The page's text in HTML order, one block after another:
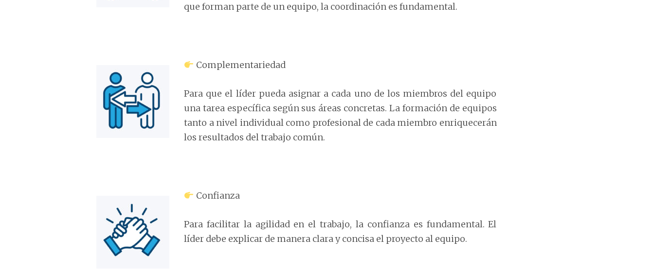
que forman parte de un equipo, la coordinación es fundamental.
Complementariedad
Para que el líder pueda asignar a cada uno de los miembros del equipo
una tarea específica según sus áreas concretas. La formación de equipos
tanto a nivel individual como profesional de cada miembro enriquecerán
los resultados del trabajo común.
Confianza
Para facilitar la agilidad en el trabajo, la confianza es fundamental. El
líder debe explicar de manera clara y concisa el proyecto al equipo.